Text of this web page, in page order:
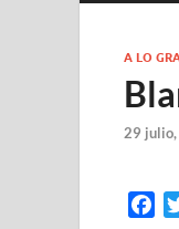
A LO
29